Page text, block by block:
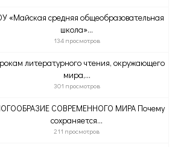
«Майская средняя общеобразовательная
школа»...
134 просмотров
литературного чтения, окружающего
мира,...
301 просмотров
СОВРЕМЕННОГО МИРА Почему
сохраняется...
211 просмотров